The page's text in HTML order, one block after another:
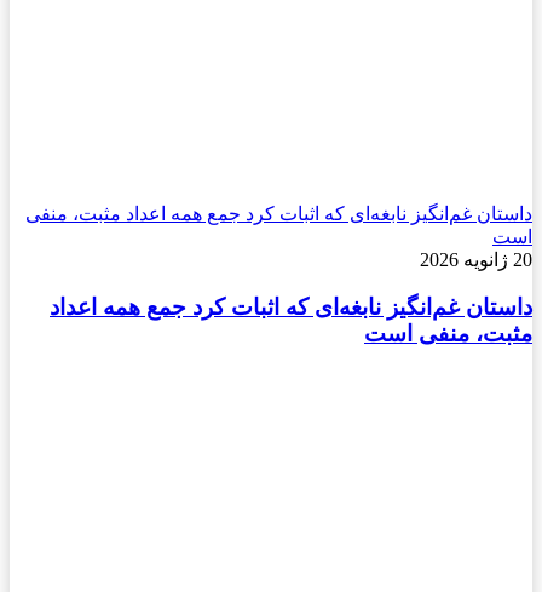
داستان غم‌انگیز نابغه‌ای که اثبات کرد جمع همه اعداد مثبت، منفی
است
20 ژانویه 2026
داستان غم‌انگیز نابغه‌ای که اثبات کرد جمع همه اعداد
مثبت، منفی است